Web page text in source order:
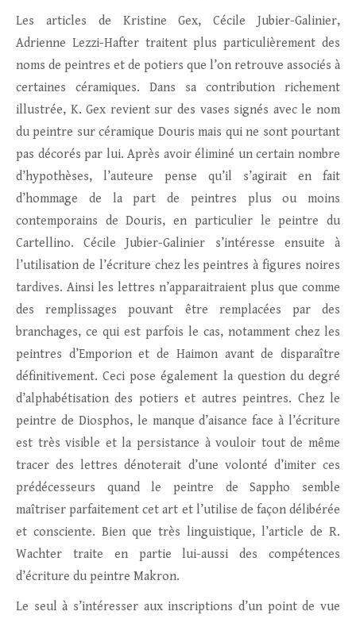
Les articles de Kristine Gex, Cécile Jubier-Galinier,
Adrienne Lezzi-Hafter traitent plus particulièrement des
noms de peintres et de potiers que l’on retrouve associés à
certaines céramiques. Dans sa contribution richement
illustrée, K. Gex revient sur des vases signés avec le nom
du peintre sur céramique Douris mais qui ne sont pourtant
pas décorés par lui. Après avoir éliminé un certain nombre
d’hypothèses, l’auteure pense qu’il s’agirait en fait
d’hommage de la part de peintres plus ou moins
contemporains de Douris, en particulier le peintre du
Cartellino. Cécile Jubier-Galinier s’intéresse ensuite à
l’utilisation de l’écriture chez les peintres à figures noires
tardives. Ainsi les lettres n’apparaitraient plus que comme
des remplissages pouvant être remplacées par des
branchages, ce qui est parfois le cas, notamment chez les
peintres d’Emporion et de Haimon avant de disparaître
définitivement. Ceci pose également la question du degré
d’alphabétisation des potiers et autres peintres. Chez le
peintre de Diosphos, le manque d’aisance face à l’écriture
est très visible et la persistance à vouloir tout de même
tracer des lettres dénoterait d’une volonté d’imiter ces
prédécesseurs quand le peintre de Sappho semble
maîtriser parfaitement cet art et l’utilise de façon délibérée
et consciente. Bien que très linguistique, l’article de R.
Wachter traite en partie lui-aussi des compétences
d’écriture du peintre Makron.
Le seul à s’intéresser aux inscriptions d’un point de vue